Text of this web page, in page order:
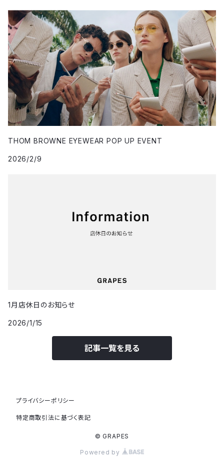
THOM BROWNE EYEWEAR POP UP EVENT
2026/2/9
1月店休日のお知らせ
2026/1/15
記事一覧を見る
プライバシーポリシー
特定商取引法に基づく表記
© GRAPES
Powered by